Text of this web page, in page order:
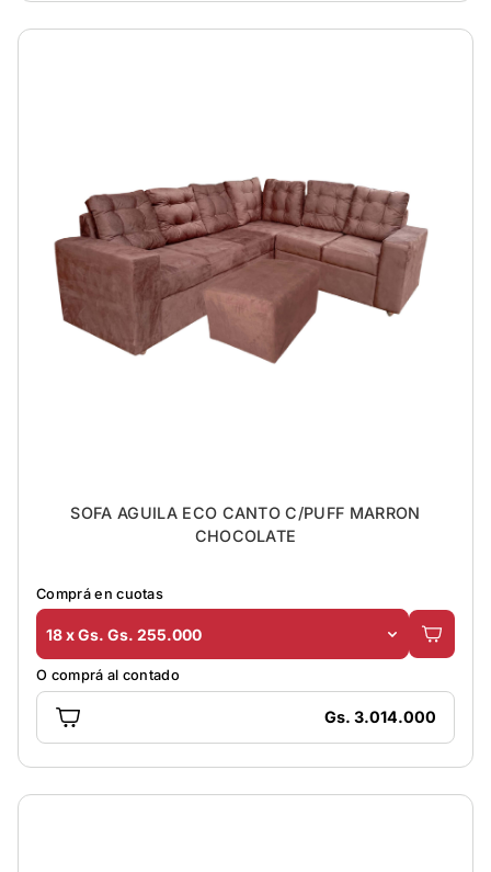
SOFA AGUILA ECO CANTO C/PUFF MARRON
CHOCOLATE
Comprá en cuotas
18 x Gs. Gs. 255.000
O comprá al contado
Gs. 3.014.000